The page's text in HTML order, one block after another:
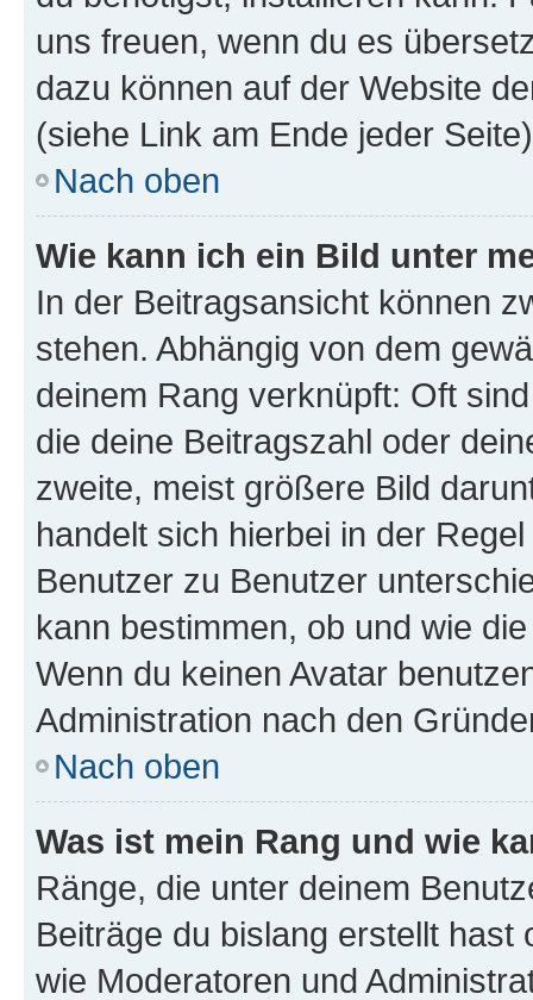
uns freuen, wenn du es
dazu können auf der Website
(siehe Link am Ende jeder
Nach oben
Wie kann ich ein Bild unter
In der Beitragsansicht können
stehen. Abhängig von dem
deinem Rang verknüpft: Oft
die deine Beitragszahl oder
zweite, meist größere Bild
handelt sich hierbei in der
Benutzer zu Benutzer
kann bestimmen, ob und wie
Wenn du keinen Avatar
Administration nach den
Nach oben
Was ist mein Rang und wie
Ränge, die unter deinem
Beiträge du bislang erstellt
wie Moderatoren und